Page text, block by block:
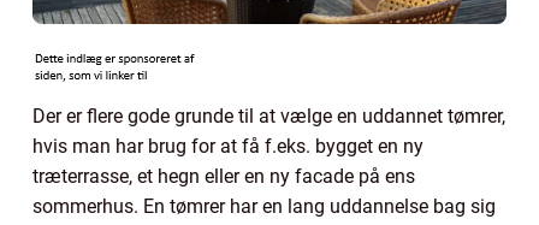
Der er flere gode grunde til at vælge en uddannet tømrer,
hvis man har brug for at få f.eks. bygget en ny
træterrasse, et hegn eller en ny facade på ens
sommerhus. En tømrer har en lang uddannelse bag sig